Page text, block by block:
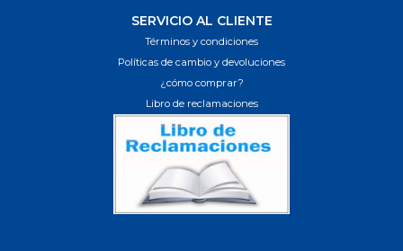
SERVICIO AL CLIENTE
Términos y condiciones
Políticas de cambio y devoluciones
¿cómo comprar?
Libro de reclamaciones